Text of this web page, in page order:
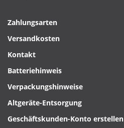
Zahlungsarten
Versandkosten
Kontakt
Batteriehinweis
Verpackungshinweise
Altgeräte-Entsorgung
Geschäftskunden-Konto erstellen